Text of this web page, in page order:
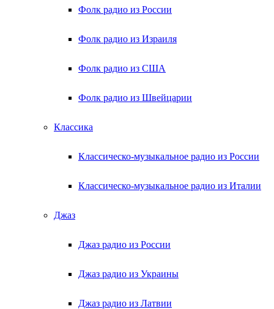
Фолк радио из России
Фолк радио из Израиля
Фолк радио из США
Фолк радио из Швейцарии
Классика
Классическо-музыкальное радио из России
Классическо-музыкальное радио из Италии
Джаз
Джаз радио из России
Джаз радио из Украины
Джаз радио из Латвии